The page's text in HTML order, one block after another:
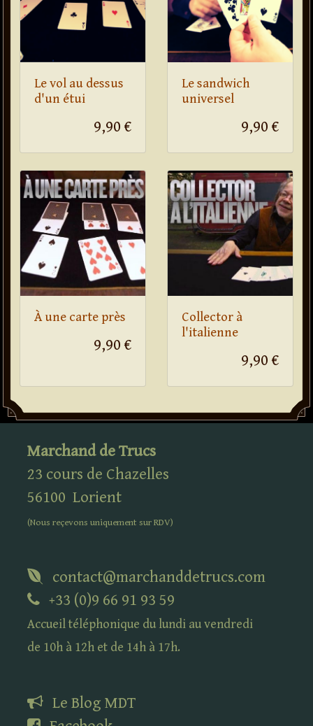
Le vol au dessus
d'un étui
9,90 €
Le sandwich
universel
9,90 €
À une carte près
9,90 €
Collector à
l'italienne
9,90 €
Marchand de Trucs
23 cours de Chazelles
56100 Lorient
(Nous reçevons uniquement surRDV)
contact@marchanddetrucs.com
+33 (0)9 66 91 93 59
Accueil téléphonique du lundi au vendredi
de 10h à 12h et de 14h à 17h.
Le Blog MDT